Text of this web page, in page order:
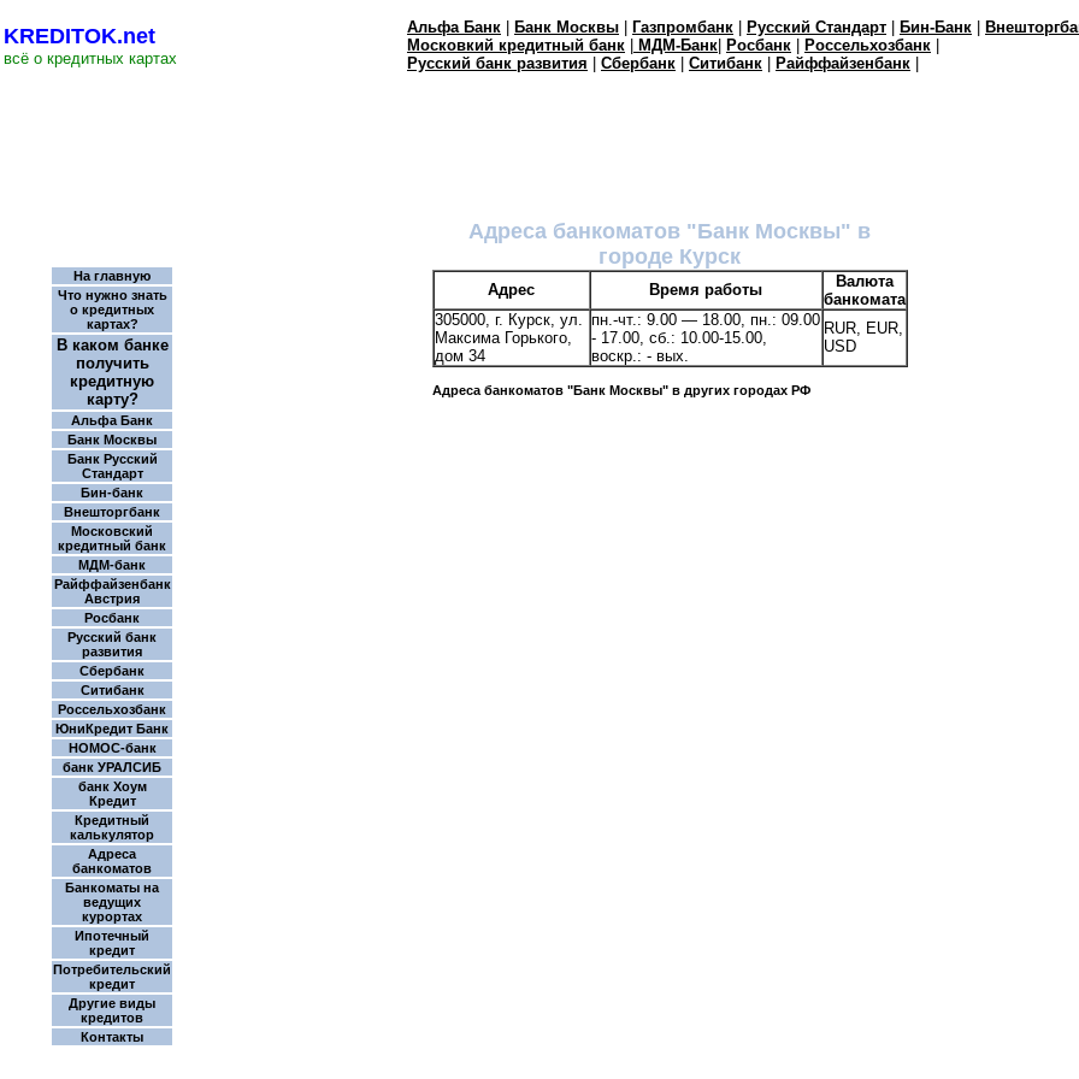
KREDITOK.net
всё о кредитных картах
Альфа Банк Банк Москвы Газпромбанк Русский Стандарт Бин-Банк
Московкий кредитный банк
МДМ-Банк Росбанк Россельхозбанк
Русский банк развития
Сбербанк Ситибанк Райффайзенбанк
На главную
Что нужно знать
о кредитных
картах?
В каком банке
получить
кредитную
карту?
Альфа Банк
Банк Москвы
Банк Русский
Стандарт
Бин-банк
Внешторгбанк
Московский
кредитный банк
МДМ-банк
Райффайзенбанк
Австрия
Росбанк
Русский банк
развития
Сбербанк
Ситибанк
Россельхозбанк
ЮниКредит Банк
НОМОС-банк
банк УРАЛСИБ
банк Хоум
Кредит
Кредитный
калькулятор
Адреса
банкоматов
Банкоматы на
ведущих
курортах
Ипотечный
кредит
Потребительский
кредит
Другие виды
кредитов
Контакты
Адреса банкоматов "Банк Москвы" в
городе Курск
Адрес Время работы
Валюта
банкомата
305000, г. Курск, ул.
Максима Горького,
дом 34
пн.-чт.: 9.00 — 18.00, пн.: 09.00
- 17.00, сб.: 10.00-15.00,
воскр.: - вых.
RUR, EUR,
USD
Адреса банкоматов "Банк Москвы" в других городах РФ